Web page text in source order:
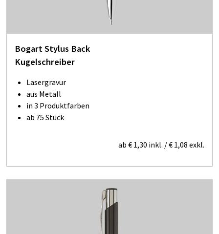
Bogart Stylus Back
Kugelschreiber
Lasergravur
aus Metall
in 3 Produktfarben
ab 75 Stück
ab € 1,30 inkl. /€ 1,08 exkl.